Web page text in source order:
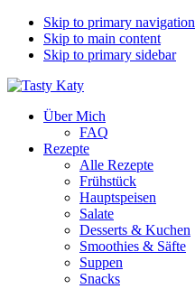
Skip to primary navigation
Skip to main content
Skip to primary sidebar
Über Mich
FAQ
Rezepte
Alle Rezepte
Frühstück
Hauptspeisen
Salate
Desserts & Kuchen
Smoothies & Säfte
Suppen
Snacks